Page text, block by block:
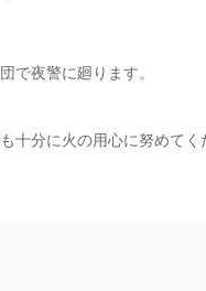
で夜警に廻ります。
十分に火の用心に努めてく